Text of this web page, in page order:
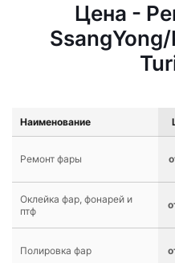
Цена -
Наименование
Ремонт фары
Оклейка фар, фонарей и
птф
Полировка фар